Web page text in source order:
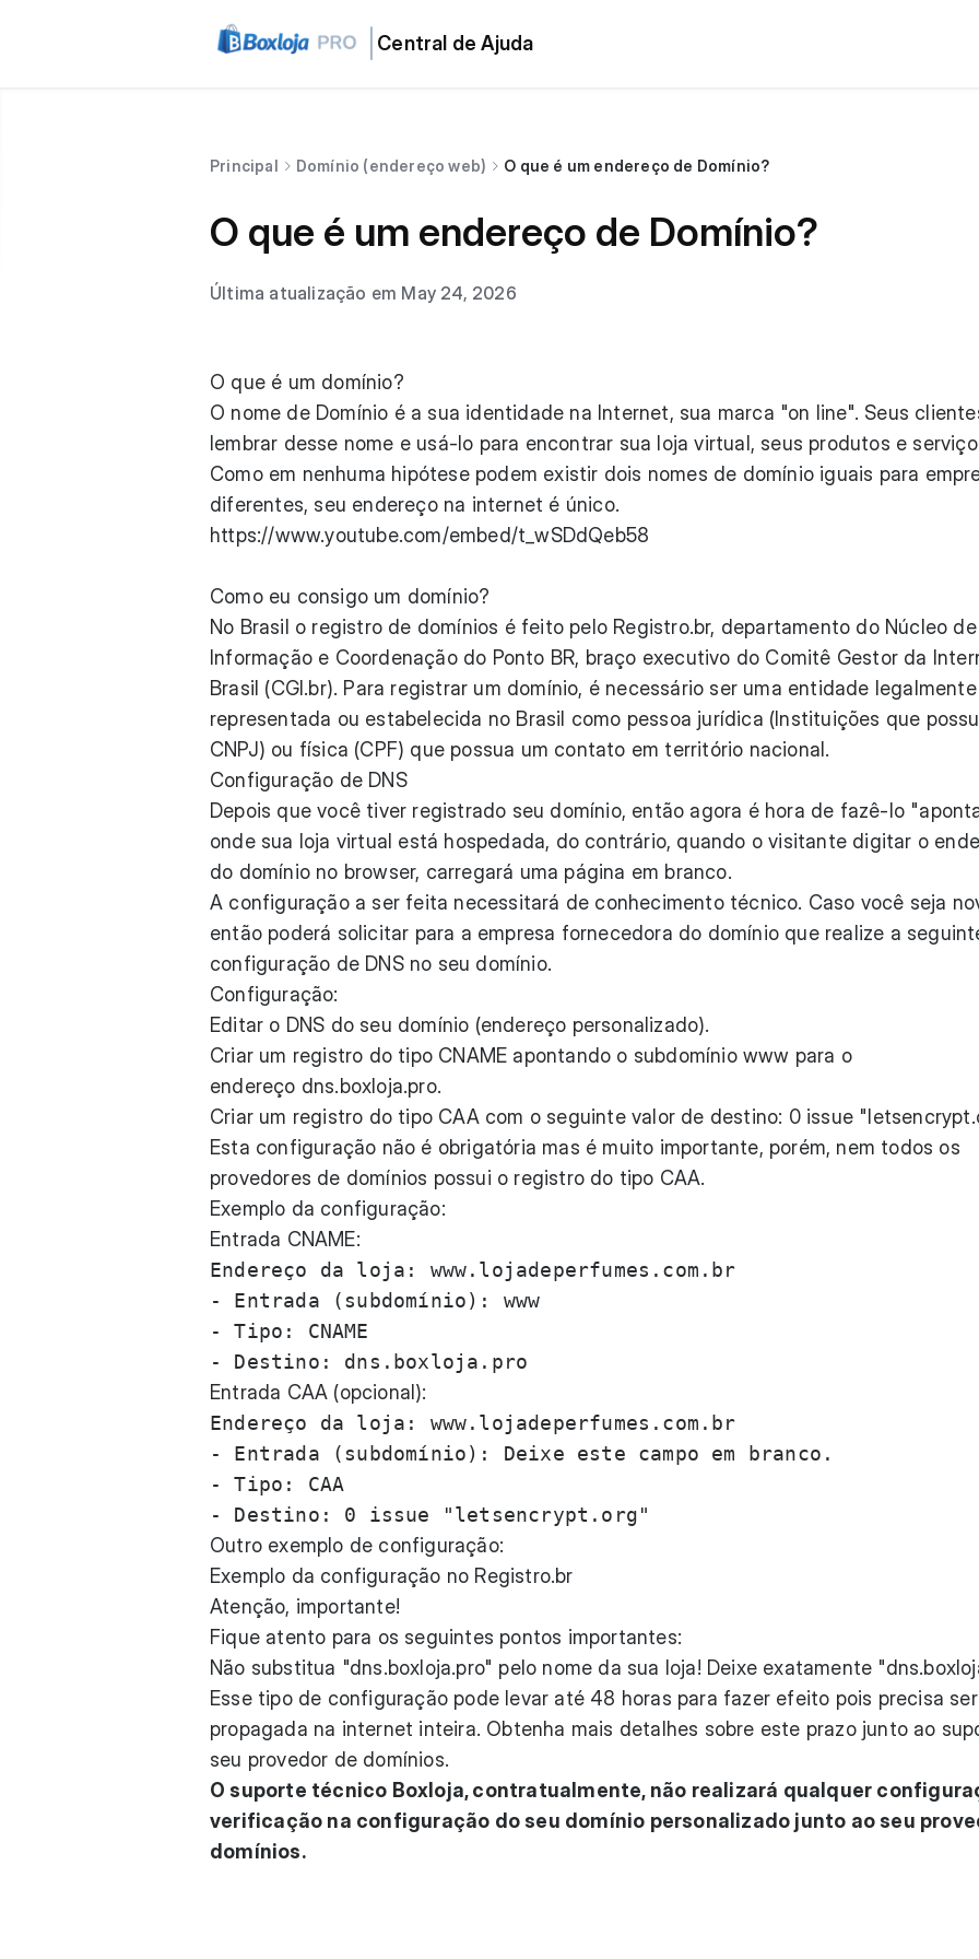
Central de Ajuda
Principal Domínio (endereço web) O que é um endereço de Domínio?
O que é um endereço de Domínio?
Última atualização em May 24, 2026
O que é um domínio?
O nome de Domínio é a sua identidade na Internet, sua marca "on line". Seus
lembrar desse nome e usá-lo para encontrar sua loja virtual, seus produtos e
Como em nenhuma hipótese podem existir dois nomes de domínio iguais para
diferentes, seu endereço na internet é único.
https://www.youtube.com/embed/t_wSDdQeb58
Como eu consigo um domínio?
No Brasil o registro de domínios é feito pelo Registro.br, departamento do Núcleo de
Informação e Coordenação do Ponto BR, braço executivo do Comitê Gestor da
Brasil (CGI.br). Para registrar um domínio, é necessário ser uma entidade legalmente
representada ou estabelecida no Brasil como pessoa jurídica (Instituições que
CNPJ) ou física (CPF) que possua um contato em território nacional.
Configuração de DNS
Depois que você tiver registrado seu domínio, então agora é hora de fazê-lo
onde sua loja virtual está hospedada, do contrário, quando o visitante digitar o
do domínio no browser, carregará uma página em branco.
A configuração a ser feita necessitará de conhecimento técnico. Caso você seja
então poderá solicitar para a empresa fornecedora do domínio que realize a
configuração de DNS no seu domínio.
Configuração:
Editar o DNS do seu domínio (endereço personalizado).
Criar um registro do tipo CNAME apontando o subdomínio www para o
endereço dns.boxloja.pro.
Criar um registro do tipo CAA com o seguinte valor de destino: 0 issue
Esta configuração não é obrigatória mas é muito importante, porém, nem todos os
provedores de domínios possui o registro do tipo CAA.
Exemplo da configuração:
Entrada CNAME:
Endereço da loja: www.lojadeperfumes.com.br
- Entrada (subdomínio): www
- Tipo: CNAME
Entrada CAA (opcional):
Endereço da loja: www.lojadeperfumes.com.br
- Entrada (subdomínio): Deixe este campo em branco.
- Tipo: CAA
Outro exemplo de configuração:
Exemplo da configuração no Registro.br
Atenção, importante!
Fique atento para os seguintes pontos importantes:
Não substitua "dns.boxloja.pro" pelo nome da sua loja! Deixe exatamente
Esse tipo de configuração pode levar até 48 horas para fazer efeito pois precisa ser
propagada na internet inteira. Obtenha mais detalhes sobre este prazo junto ao
seu provedor de domínios.
O suporte técnico Boxloja, contratualmente, não realizará qualquer
verificação na configuração do seu domínio personalizado junto ao seu
domínios.